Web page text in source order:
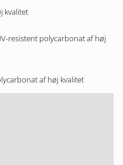
kvalitet
resistent polycarbonat af høj
af høj kvalitet